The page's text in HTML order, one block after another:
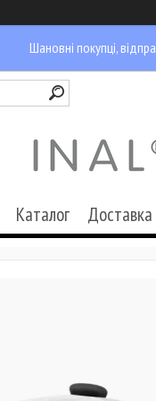
Шановні покупці,
Каталог